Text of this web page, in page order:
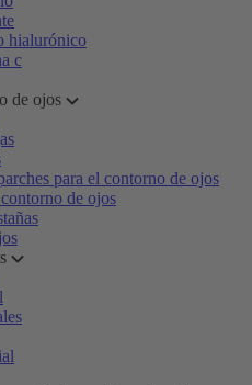
hialurónico
c
de ojos
para el contorno de ojos
de ojos